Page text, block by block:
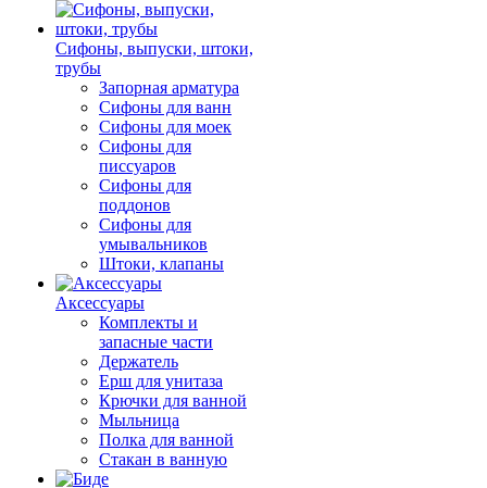
Сифоны, выпуски, штоки,
трубы
Запорная арматура
Сифоны для ванн
Сифоны для моек
Сифоны для
писсуаров
Сифоны для
поддонов
Сифоны для
умывальников
Штоки, клапаны
Аксессуары
Комплекты и
запасные части
Держатель
Ерш для унитаза
Крючки для ванной
Мыльница
Полка для ванной
Стакан в ванную